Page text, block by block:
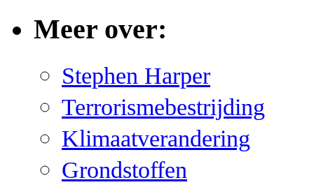
Meer over:
Stephen Harper
Terrorismebestrijding
Klimaatverandering
Grondstoffen